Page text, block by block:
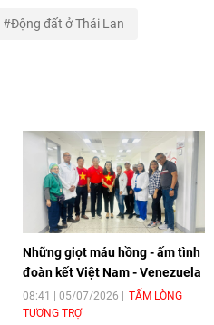
Động đất ở Thái Lan
Những giọt máu hồng - ấm tình
đoàn kết Việt Nam - Venezuela
08:41 | 05/07/2026
TẤM LÒNG
TƯƠNG TRỢ